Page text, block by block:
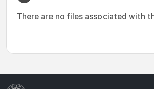
There are no files associated with